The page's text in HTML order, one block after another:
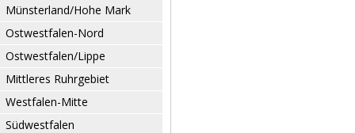
Münsterland/Hohe Mark
Ostwestfalen-Nord
Ostwestfalen/Lippe
Mittleres Ruhrgebiet
Westfalen-Mitte
Südwestfalen